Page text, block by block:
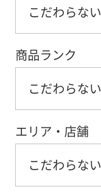
こだわらない
商品ランク
こだわらない
エリア・店舗
こだわらない